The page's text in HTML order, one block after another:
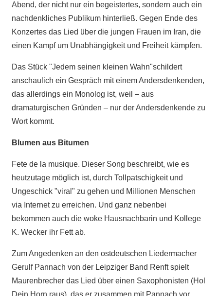
Abend, der nicht nur ein begeistertes, sondern auch ein
nachdenkliches Publikum hinterließ. Gegen Ende des
Konzertes das Lied über die jungen Frauen im Iran, die
einen Kampf um Unabhängigkeit und Freiheit kämpfen.
Das Stück "Jedem seinen kleinen Wahn"schildert
anschaulich ein Gespräch mit einem Andersdenkenden,
das allerdings ein Monolog ist, weil – aus
dramaturgischen Gründen – nur der Andersdenkende zu
Wort kommt.
Blumen aus Bitumen
Fete de la musique. Dieser Song beschreibt, wie es
heutzutage möglich ist, durch Tollpatschigkeit und
Ungeschick "viral" zu gehen und Millionen Menschen
via Internet zu erreichen. Und ganz nebenbei
bekommen auch die woke Hausnachbarin und Kollege
K. Wecker ihr Fett ab.
Zum Angedenken an den ostdeutschen Liedermacher
Gerulf Pannach von der Leipziger Band Renft spielt
Maurenbrecher das Lied über einen Saxophonisten (Hol
Dein Horn raus), das er zusammen mit Pannach vor